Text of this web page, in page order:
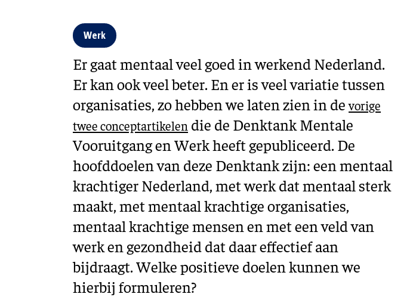
Werk
Er gaat mentaal veel goed in werkend Nederland.
Er kan ook veel beter. En er is veel variatie tussen
organisaties, zo hebben we laten zien in devorige
twee conceptartikelen die de Denktank Mentale
Vooruitgang en Werk heeft gepubliceerd. De
hoofddoelen van deze Denktank zijn: een mentaal
krachtiger Nederland, met werk dat mentaal sterk
maakt, met mentaal krachtige organisaties,
mentaal krachtige mensen en met een veld van
werk en gezondheid dat daar effectief aan
bijdraagt. Welke positieve doelen kunnen we
hierbij formuleren?